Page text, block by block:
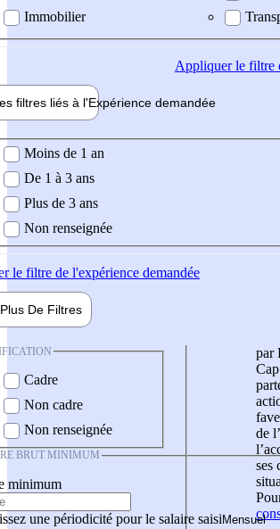
Immobilier
Appliquerle filtre
filtres liés à l'Expérience demandée
demandée
Moins de 1 an
De 1 à 3 ans
Plus de 3 ans
Non renseignée
le filtre de l'expérience demandée
Plus De Filtres
Cadre
Non cadre
Non renseignée
BRUT MINIMUM
minimum
une périodicité pour le salaire saisi
par
de
ses